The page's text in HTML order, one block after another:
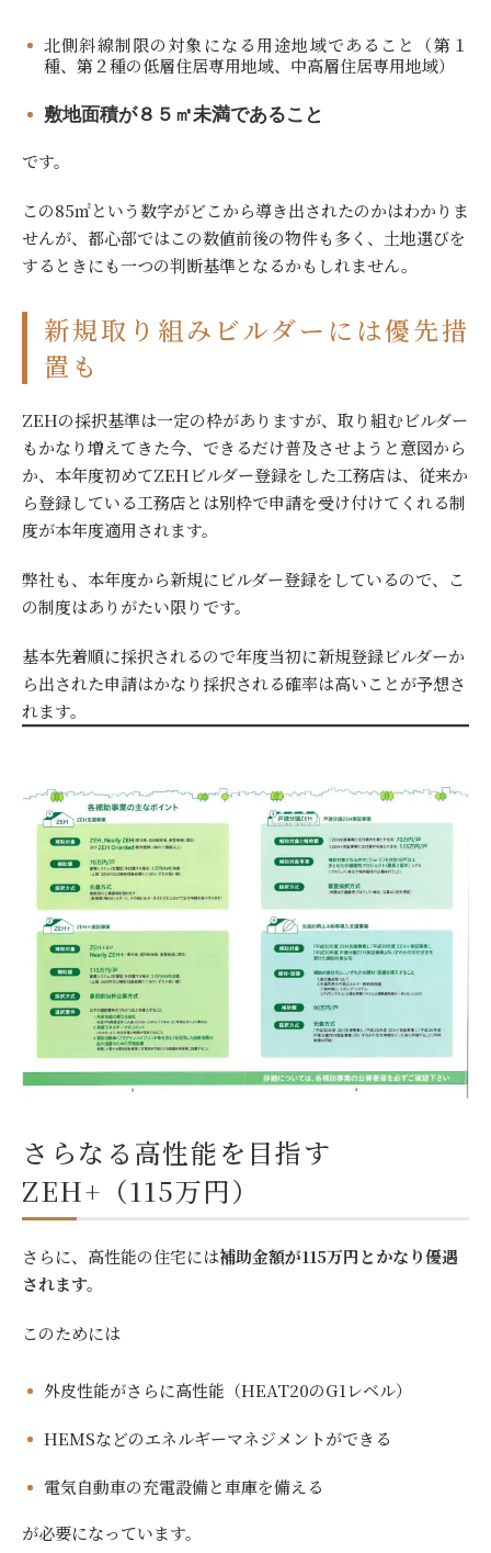
北側斜線制限の対象になる用途地域であること（第１
種、第２種の低層住居専用地域、中高層住居専用地域）
敷地面積が８５㎡未満であること
です。
この85㎡という数字がどこから導き出されたのかはわかりま
せんが、都心部ではこの数値前後の物件も多く、土地選びを
するときにも一つの判断基準となるかもしれません。
新規取り組みビルダーには優先措
置も
ZEHの採択基準は一定の枠がありますが、取り組むビルダー
もかなり増えてきた今、できるだけ普及させようと意図から
か、本年度初めてZEHビルダー登録をした工務店は、従来か
ら登録している工務店とは別枠で申請を受け付けてくれる制
度が本年度適用されます。
弊社も、本年度から新規にビルダー登録をしているので、こ
の制度はありがたい限りです。
基本先着順に採択されるので年度当初に新規登録ビルダーか
ら出された申請はかなり採択される確率は高いことが予想さ
れます。
さらなる高性能を目指す
ZEH+（115万円）
さらに、高性能の住宅には補助金額が115万円とかなり優遇
されます。
このためには
外皮性能がさらに高性能（HEAT20のG1レベル）
HEMSなどのエネルギーマネジメントができる
電気自動車の充電設備と車庫を備える
が必要になっています。